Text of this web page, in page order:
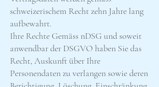
schweizerischem Recht zehn Jahre lang
aufbewahrt.
Ihre Rechte Gemäss nDSG und soweit
anwendbar der DSGVO haben Sie das
Recht, Auskunft über Ihre
Personendaten zu verlangen sowie deren